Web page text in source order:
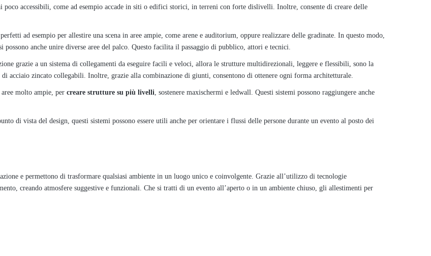
accessibili, come ad esempio accade in siti o edifici storici, in terreni con forte dislivelli. Inoltre, consente di creare delle
ad esempio per allestire una scena in aree ampie, come arene e auditorium, oppure realizzare delle gradinate. In questo modo,
anche unire diverse aree del palco. Questo facilita il passaggio di pubblico, attori e tecnici.
grazie a un sistema di collegamenti da eseguire facili e veloci, allora le strutture multidirezionali, leggere e flessibili, sono la
acciaio zincato collegabili. Inoltre, grazie alla combinazione di giunti, consentono di ottenere ogni forma architetturale.
molto ampie, per creare strutture su più livelli, sostenere maxischermi e ledwall. Questi sistemi possono raggiungere anche
di vista del design, questi sistemi possono essere utili anche per orientare i flussi delle persone durante un evento al posto dei
e permettono di trasformare qualsiasi ambiente in un luogo unico e coinvolgente. Grazie all’utilizzo di tecnologie
creando atmosfere suggestive e funzionali. Che si tratti di un evento all’aperto o in un ambiente chiuso, gli allestimenti per